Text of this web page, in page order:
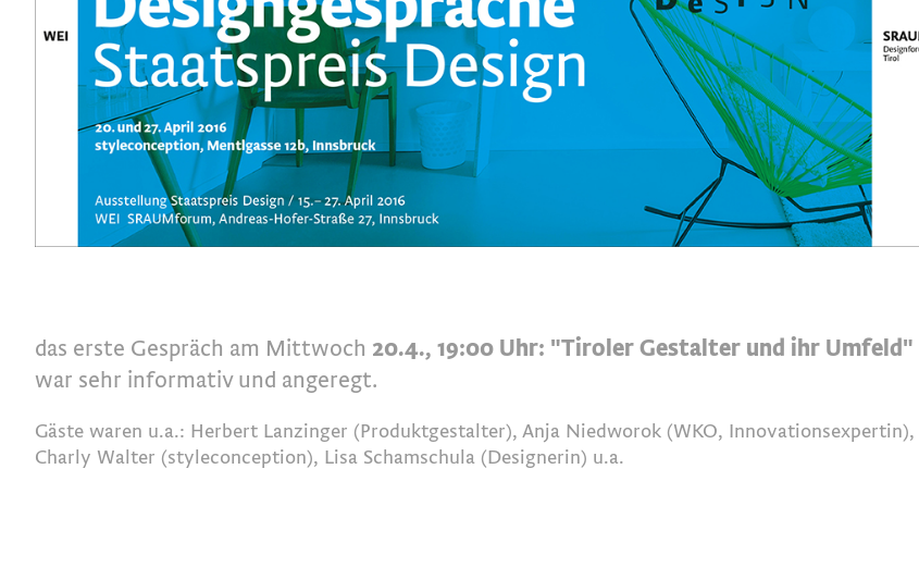
das erste Gespräch am Mittwoch 20.4., 19:00 Uhr: "Tiroler Gestalter und ihr Umfeld"
war sehr informativ und angeregt.
Gäste waren u.a.: Herbert Lanzinger (Produktgestalter), Anja Niedworok (WKO, Innovationsexpertin),
Charly Walter (styleconception), Lisa Schamschula (Designerin) u.a.